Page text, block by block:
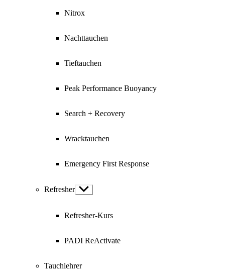
Nitrox
Nachttauchen
Tieftauchen
Peak Performance Buoyancy
Search + Recovery
Wracktauchen
Emergency First Response
Refresher Show
sub
Refresher-Kurs
PADI ReActivate
Tauchlehrer